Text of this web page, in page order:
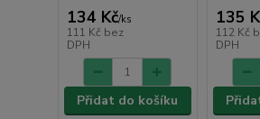
134 Kč/ks
111 Kč bez
DPH
Přidat do košíku
135
112 Kč
DPH